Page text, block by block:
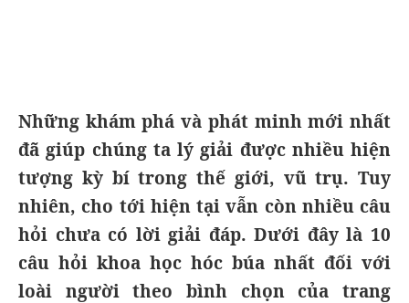
Những khám phá và phát minh mới nhất
đã giúp chúng ta lý giải được nhiều hiện
tượng kỳ bí trong thế giới, vũ trụ. Tuy
nhiên, cho tới hiện tại vẫn còn nhiều câu
hỏi chưa có lời giải đáp. Dưới đây là 10
câu hỏi khoa học hóc búa nhất đối với
loài người theo bình chọn của trang